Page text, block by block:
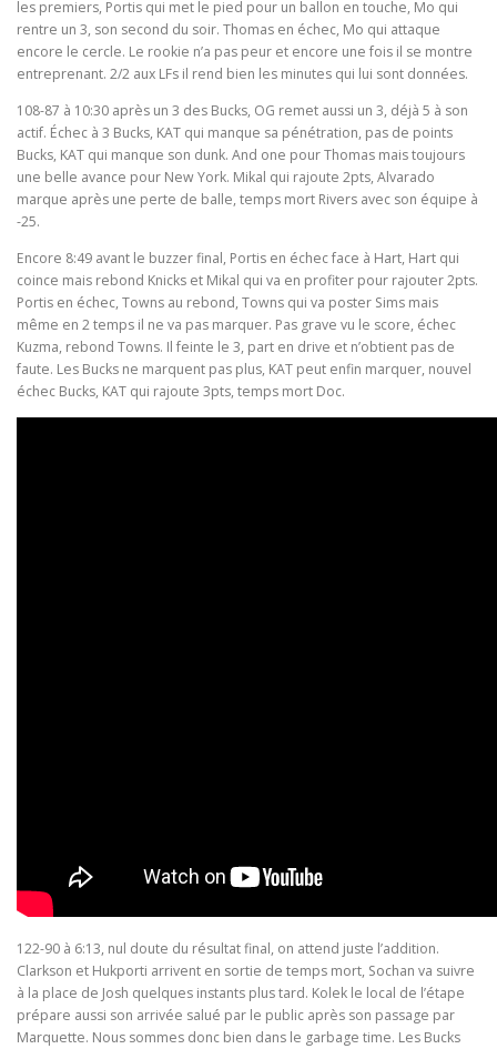
les premiers, Portis qui met le pied pour un ballon en touche, Mo qui
rentre un 3, son second du soir. Thomas en échec, Mo qui attaque
encore le cercle. Le rookie n’a pas peur et encore une fois il se montre
entreprenant. 2/2 aux LFs il rend bien les minutes qui lui sont données.
108-87 à 10:30 après un 3 des Bucks, OG remet aussi un 3, déjà 5 à son
actif. Échec à 3 Bucks, KAT qui manque sa pénétration, pas de points
Bucks, KAT qui manque son dunk. And one pour Thomas mais toujours
une belle avance pour New York. Mikal qui rajoute 2pts, Alvarado
marque après une perte de balle, temps mort Rivers avec son équipe à
-25.
Encore 8:49 avant le buzzer final, Portis en échec face à Hart, Hart qui
coince mais rebond Knicks et Mikal qui va en profiter pour rajouter 2pts.
Portis en échec, Towns au rebond, Towns qui va poster Sims mais
même en 2 temps il ne va pas marquer. Pas grave vu le score, échec
Kuzma, rebond Towns. Il feinte le 3, part en drive et n’obtient pas de
faute. Les Bucks ne marquent pas plus, KAT peut enfin marquer, nouvel
échec Bucks, KAT qui rajoute 3pts, temps mort Doc.
122-90 à 6:13, nul doute du résultat final, on attend juste l’addition.
Clarkson et Hukporti arrivent en sortie de temps mort, Sochan va suivre
à la place de Josh quelques instants plus tard. Kolek le local de l’étape
prépare aussi son arrivée salué par le public après son passage par
Marquette. Nous sommes donc bien dans le garbage time. Les Bucks